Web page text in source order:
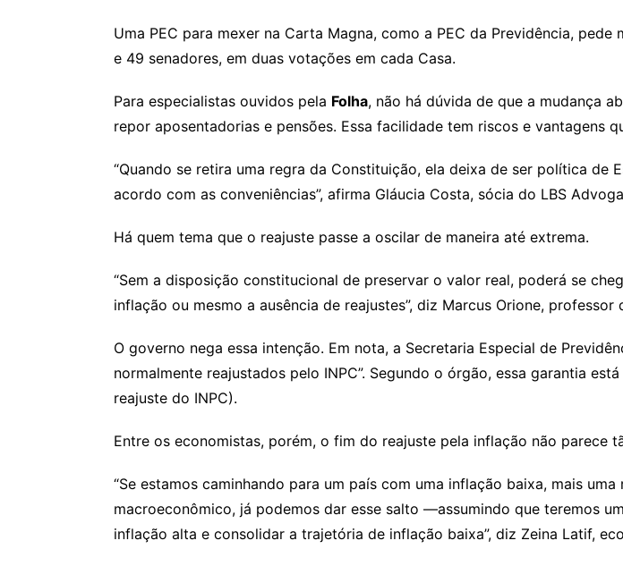
Uma PEC para mexer na Carta Magna, como a PEC da Previdência,
e 49 senadores, em duas votações em cada Casa.
Para especialistas ouvidos pela Folha, não há dúvida de que a mudança
repor aposentadorias e pensões. Essa facilidade tem riscos e vantagens
“Quando se retira uma regra da Constituição, ela deixa de ser política
acordo com as conveniências”, afirma Gláucia Costa, sócia do LBS
Há quem tema que o reajuste passe a oscilar de maneira até extrema.
“Sem a disposição constitucional de preservar o valor real, poderá se
inflação ou mesmo a ausência de reajustes”, diz Marcus Orione,
O governo nega essa intenção. Em nota, a Secretaria Especial de
normalmente reajustados pelo INPC”. Segundo o órgão, essa garantia
reajuste do INPC).
Entre os economistas, porém, o fim do reajuste pela inflação não parece
“Se estamos caminhando para um país com uma inflação baixa, mais
macroeconômico, já podemos dar esse salto —assumindo que teremos
inflação alta e consolidar a trajetória de inflação baixa”, diz Zeina Latif,